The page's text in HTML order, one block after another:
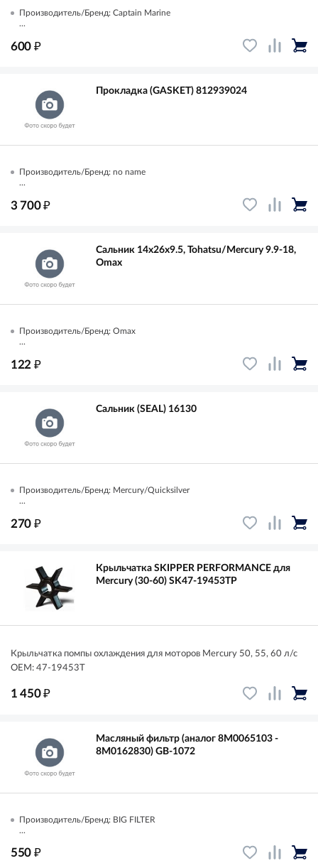
Производитель/Бренд: Captain Marine
...
600 ₽
Прокладка (GASKET) 812939024
Производитель/Бренд: no name
...
3 700₽
Сальник 14х26х9.5, Tohatsu/Mercury 9.9-18,
Omax
Производитель/Бренд: Omax
...
122 ₽
Сальник (SEAL) 16130
Производитель/Бренд: Mercury/Quicksilver
...
270 ₽
Крыльчатка SKIPPER PERFORMANCE для
Mercury (30-60) SK47-19453TP
Крыльчатка помпы охлаждения для моторов Mercury 50, 55, 60 л/с
OEM: 47-19453T
1 450₽
Масляный фильтр (аналог 8M0065103 -
8M0162830) GB-1072
Производитель/Бренд: BIG FILTER
...
550 ₽